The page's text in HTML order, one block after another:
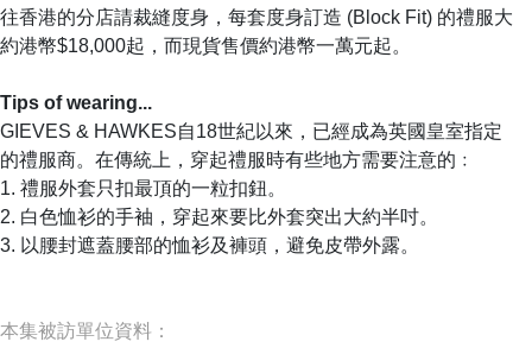
往香港的分店請裁縫度身，每套度身訂造 (Block Fit) 的禮服大
約港幣$18,000起，而現貨售價約港幣一萬元起。
Tips of wearing...
GIEVES & HAWKES自18世紀以來，已經成為英國皇室指定
的禮服商。在傳統上，穿起禮服時有些地方需要注意的﹕
1. 禮服外套只扣最頂的一粒扣鈕。
2. 白色恤衫的手袖，穿起來要比外套突出大約半吋。
3. 以腰封遮蓋腰部的恤衫及褲頭，避免皮帶外露。
本集被訪單位資料：